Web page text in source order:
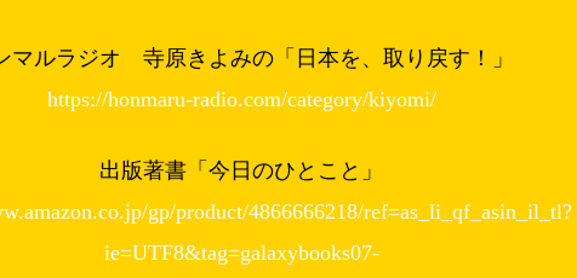
マルラジオ 寺原きよみの「日本を、取り戻す！」
https://honmaru-radio.com/category/kiyomi/
出版著書「今日のひとこと」
gp/product/4866666218/ref=as_li_qf_asin_il_tl?
ie=UTF8&tag=galaxybooks07-